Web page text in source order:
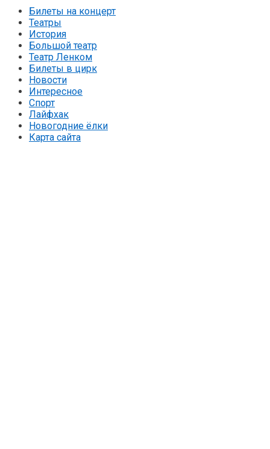
Билеты на концерт
Театры
История
Большой театр
Театр Ленком
Билеты в цирк
Новости
Интересное
Спорт
Лайфхак
Новогодние ёлки
Карта сайта